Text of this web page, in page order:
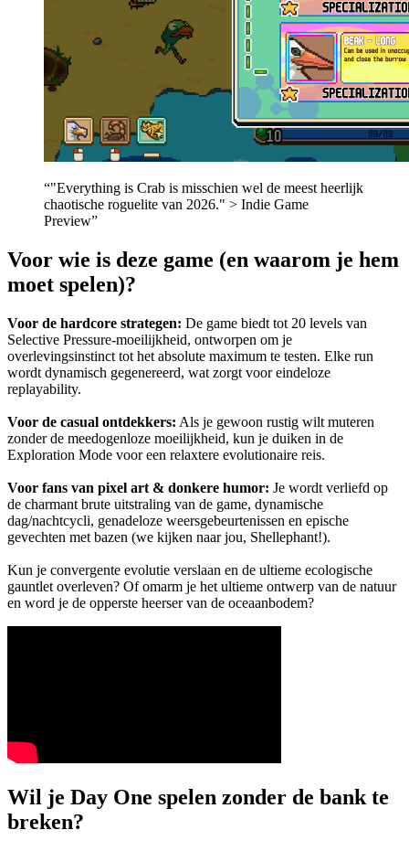
“"Everything is Crab is misschien wel de meest heerlijk
chaotische roguelite van 2026." > Indie Game
Preview”
Voor wie is deze game (en waarom je hem
moet spelen)?
Voor de hardcore strategen: De game biedt tot 20 levels van
Selective Pressure-moeilijkheid, ontworpen om je
overlevingsinstinct tot het absolute maximum te testen. Elke run
wordt dynamisch gegenereerd, wat zorgt voor eindeloze
replayability.
Voor de casual ontdekkers: Als je gewoon rustig wilt muteren
zonder de meedogenloze moeilijkheid, kun je duiken in de
Exploration Mode voor een relaxtere evolutionaire reis.
Voor fans van pixel art & donkere humor: Je wordt verliefd op
de charmant brute uitstraling van de game, dynamische
dag/nachtcycli, genadeloze weersgebeurtenissen en epische
gevechten met bazen (we kijken naar jou, Shellephant!).
Kun je convergente evolutie verslaan en de ultieme ecologische
gauntlet overleven? Of omarm je het ultieme ontwerp van de natuur
en word je de opperste heerser van de oceaanbodem?
Wil je Day One spelen zonder de bank te
breken?